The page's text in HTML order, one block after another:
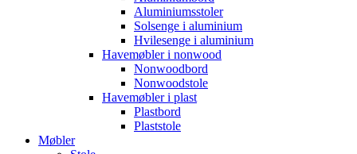
Aluminiumsstoler
Solsenge i aluminium
Hvilesenge i aluminium
Havemøbler i nonwood
Nonwoodbord
Nonwoodstole
Havemøbler i plast
Plastbord
Plaststole
Møbler